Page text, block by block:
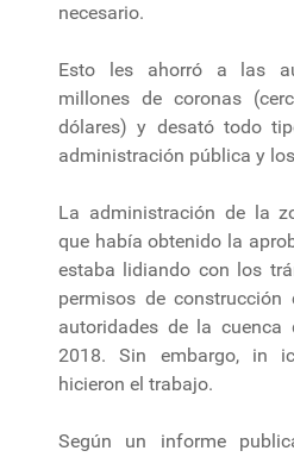
necesario.
Esto les ahorró a las
millones de coronas
dólares) y desató todo
administración pública y
La administración de la
que había obtenido la
estaba lidiando con los
permisos de construcción
autoridades de la
2018. Sin embargo, in
hicieron el trabajo.
Según un informe